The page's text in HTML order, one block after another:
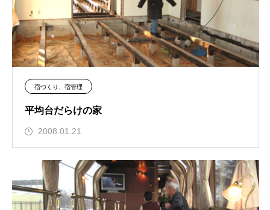
宿づくり、宿管理
平均台だらけの家
2008.01.21